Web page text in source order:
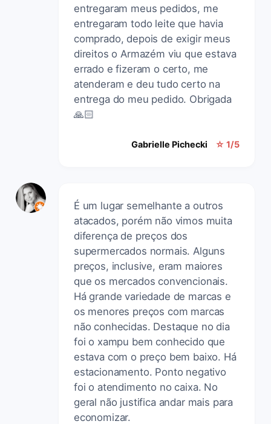
entregaram meus pedidos, me
entregaram todo leite que havia
comprado, depois de exigir meus
direitos o Armazém viu que estava
errado e fizeram o certo, me
atenderam e deu tudo certo na
entrega do meu pedido. Obrigada
🙏🏻
Gabrielle Pichecki ☆ 1/5
É um lugar semelhante a outros
atacados, porém não vimos muita
diferença de preços dos
supermercados normais. Alguns
preços, inclusive, eram maiores
que os mercados convencionais.
Há grande variedade de marcas e
os menores preços com marcas
não conhecidas. Destaque no dia
foi o xampu bem conhecido que
estava com o preço bem baixo. Há
estacionamento. Ponto negativo
foi o atendimento no caixa. No
geral não justifica andar mais para
economizar.